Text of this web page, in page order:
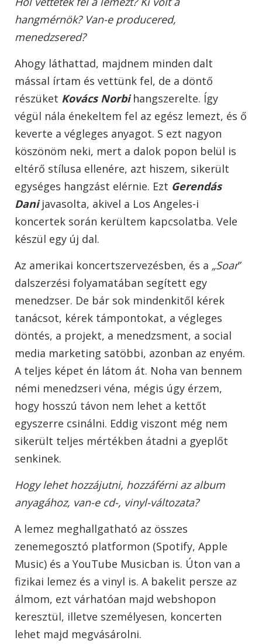
hangmérnök? Van-e producered,
menedzsered?
Ahogy láthattad, majdnem minden dalt
mással írtam és vettünk fel, de a döntő
részüket Kovács Norbihangszerelte. Így
végül nála énekeltem fel az egész lemezt, és ő
keverte a végleges anyagot. S ezt nagyon
köszönöm neki, mert a dalok popon belül is
eltérő stílusa ellenére, azt hiszem, sikerült
egységes hangzást elérnie. Ezt Gerendás
Danijavasolta, akivel a Los Angeles-i
koncertek során kerültem kapcsolatba. Vele
készül egy új dal.
Az amerikai koncertszervezésben, és a „Soar”
dalszerzési folyamatában segített egy
menedzser. De bár sok mindenkitől kérek
tanácsot, kérek támpontokat, a végleges
döntés, a projekt, a menedzsment, a social
media marketing satöbbi, azonban az enyém.
A teljes képet én látom át. Noha van bennem
némi menedzseri véna, mégis úgy érzem,
hogy hosszú távon nem lehet a kettőt
egyszerre csinálni. Eddig viszont még nem
sikerült teljes mértékben átadni a gyeplőt
senkinek.
Hogy lehet hozzájutni, hozzáférni az album
anyagához, van-e cd-, vinyl-változata?
A lemez meghallgatható az összes
zenemegosztó platformon (Spotify, Apple
Music) és a YouTube Musicban is. Úton van a
fizikai lemez és a vinyl is. A bakelit persze az
álmom, ezt várhatóan majd webshopon
keresztül, illetve személyesen, koncerten
lehet majd megvásárolni.